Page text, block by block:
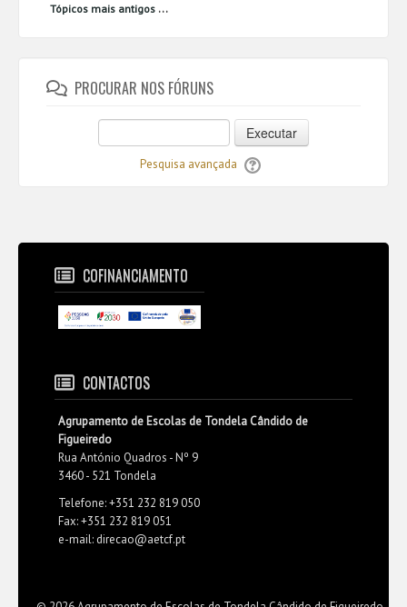
Tópicos mais antigos ...
PROCURAR NOS FÓRUNS
Executar
Pesquisa avançada
COFINANCIAMENTO
CONTACTOS
Agrupamento de Escolas de Tondela Cândido de
Figueiredo
Rua António Quadros - Nº 9
3460 - 521 Tondela
Telefone: +351 232 819 050
Fax: +351 232 819 051
e-mail: direcao@aetcf.pt